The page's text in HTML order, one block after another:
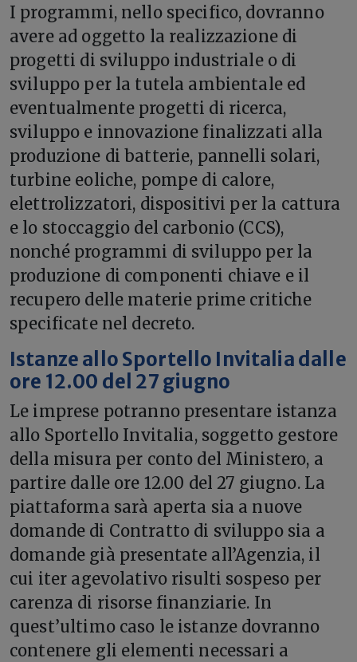
I programmi, nello specifico, dovranno
avere ad oggetto la realizzazione di
progetti di sviluppo industriale o di
sviluppo per la tutela ambientale ed
eventualmente progetti di ricerca,
sviluppo e innovazione finalizzati alla
produzione di batterie, pannelli solari,
turbine eoliche, pompe di calore,
elettrolizzatori, dispositivi per la cattura
e lo stoccaggio del carbonio (CCS),
nonché programmi di sviluppo per la
produzione di componenti chiave e il
recupero delle materie prime critiche
specificate nel decreto.
Istanze allo Sportello Invitalia dalle
ore 12.00 del 27 giugno
Le imprese potranno presentare istanza
allo Sportello Invitalia, soggetto gestore
della misura per conto del Ministero, a
partire dalle ore 12.00 del 27 giugno. La
piattaforma sarà aperta sia a nuove
domande di Contratto di sviluppo sia a
domande già presentate all’Agenzia, il
cui iter agevolativo risulti sospeso per
carenza di risorse finanziarie. In
quest’ultimo caso le istanze dovranno
contenere gli elementi necessari a